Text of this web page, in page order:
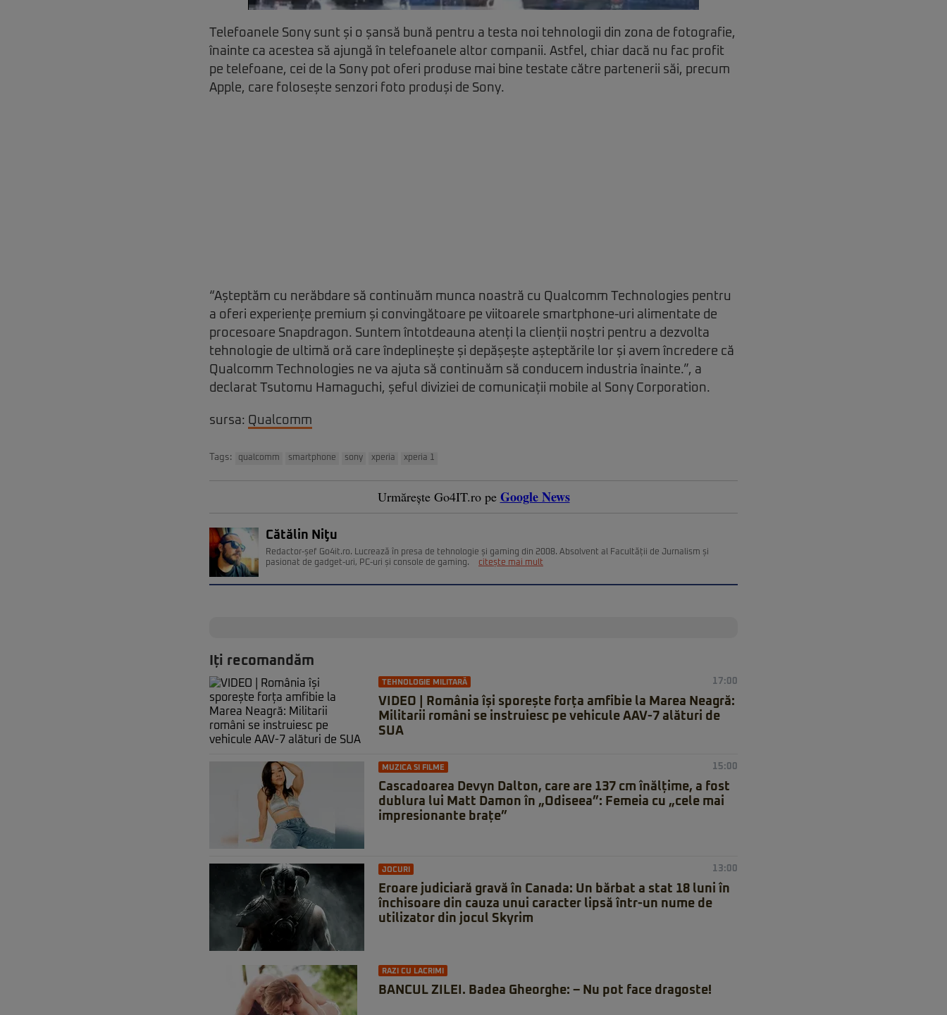
Telefoanele Sony sunt și o șansă bună pentru a testa noi tehnologii din zona de fotografie,
înainte ca acestea să ajungă în telefoanele altor companii. Astfel, chiar dacă nu fac profit
pe telefoane, cei de la Sony pot oferi produse mai bine testate către partenerii săi, precum
Apple, care folosește senzori foto produși de Sony.
“Așteptăm cu nerăbdare să continuăm munca noastră cu Qualcomm Technologies pentru
a oferi experiențe premium și convingătoare pe viitoarele smartphone-uri alimentate de
procesoare Snapdragon. Suntem întotdeauna atenți la clienții noștri pentru a dezvolta
tehnologie de ultimă oră care îndeplinește și depășește așteptările lor și avem încredere că
Qualcomm Technologies ne va ajuta să continuăm să conducem industria înainte.”, a
declarat Tsutomu Hamaguchi, șeful diviziei de comunicații mobile al Sony Corporation.
sursa: Qualcomm
Tags: qualcomm smartphone sony xperia xperia 1
Urmărește Go4IT.ro pe Google News
Cătălin Niţu
Redactor-șef Go4it.ro. Lucrează în presa de tehnologie și gaming din 2008. Absolvent al Facultății de Jurnalism și
pasionat de gadget-uri, PC-uri și console de gaming.
citește mai mult
Iți recomandăm
TEHNOLOGIE MILITARĂ 17:00
VIDEO | România își sporește forța amfibie la Marea Neagră:
Militarii români se instruiesc pe vehicule AAV-7 alături de
SUA
MUZICA SI FILME 15:00
Cascadoarea Devyn Dalton, care are 137 cm înălțime, a fost
dublura lui Matt Damon în „Odiseea”: Femeia cu „cele mai
impresionante brațe”
JOCURI 13:00
Eroare judiciară gravă în Canada: Un bărbat a stat 18 luni în
închisoare din cauza unui caracter lipsă într-un nume de
utilizator din jocul Skyrim
RAZI CU LACRIMI
BANCUL ZILEI. Badea Gheorghe: – Nu pot face dragoste!